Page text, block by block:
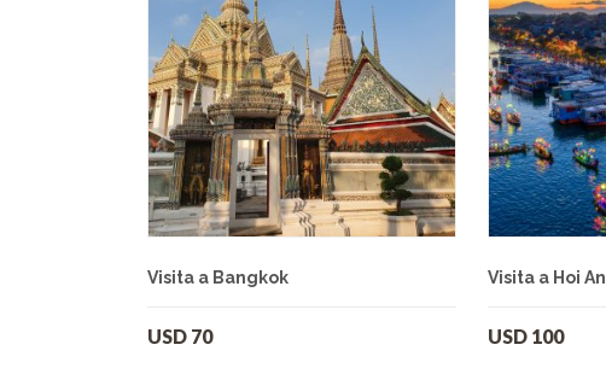
Visita a Bangkok
USD 70
Visita a Hoi An
USD 100